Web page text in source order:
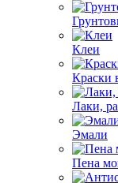
Клеи
Краски
Лаки,
Эмали
Пена